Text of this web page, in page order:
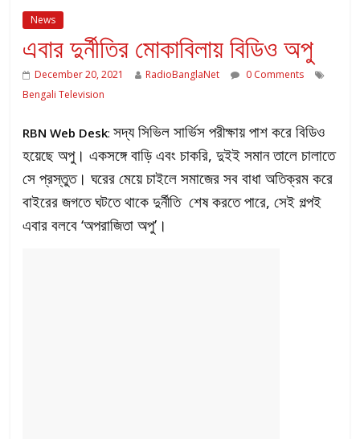
News
এবার দুর্নীতির মোকাবিলায় বিডিও অপু
December 20, 2021 RadioBanglaNet
0 Comments
Bengali Television
RBN Web Desk:সদ্য সিভিল সার্ভিস পরীক্ষায় পাশ করে বিডিও
হয়েছে অপু। একসঙ্গে বাড়ি এবং চাকরি, দুইই সমান তালে চালাতে
সে প্রস্তুত। ঘরের মেয়ে চাইলে সমাজের সব বাধা অতিক্রম করে
বাইরের জগতে ঘটতে থাকে দুর্নীতি শেষ করতে পারে, সেই গল্পই
এবার বলবে ‘অপরাজিতা অপু’।